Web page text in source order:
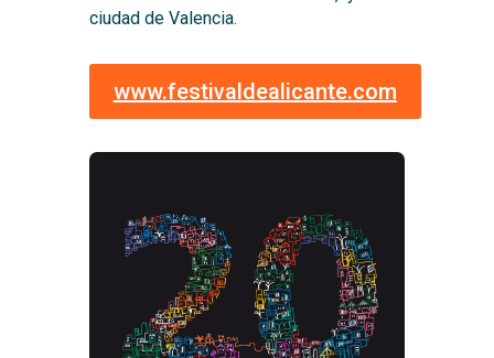
ciudad de Valencia.
www.festivaldealicante.com